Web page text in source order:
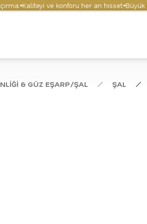
Kaliteyi ve konforu her an hisset. Büyük
& GÜZ EŞARP/ŞAL ŞAL